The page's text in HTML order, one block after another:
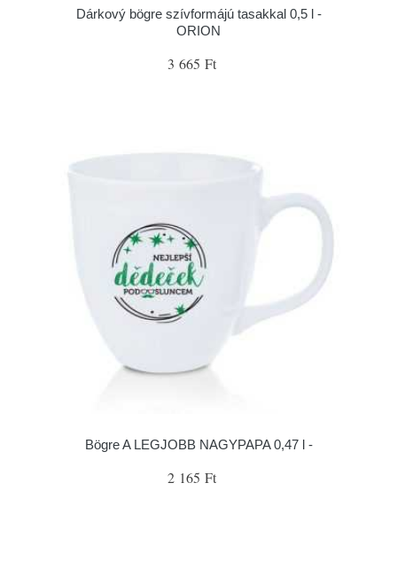
Dárkový bögre szívformájú tasakkal 0,5 l -
ORION
3 665 Ft
Bögre A LEGJOBB NAGYPAPA 0,47 l -
2 165 Ft